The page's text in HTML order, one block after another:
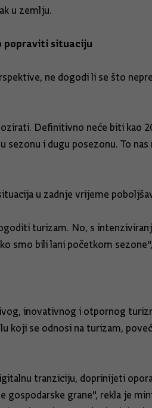
u zemlju.
popraviti situaciju
ne dogodi li se što
Definitivno neće biti kao
i dugu posezonu. To
u zadnje vrijeme
turizam. No, s
smo bili lani početkom
inovativnog i otpornog
koji se odnosi na turizam,
tranziciju, doprinijeti
grane", rekla je